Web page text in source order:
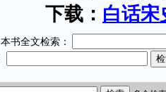
下载： 白话
本书全文检索：